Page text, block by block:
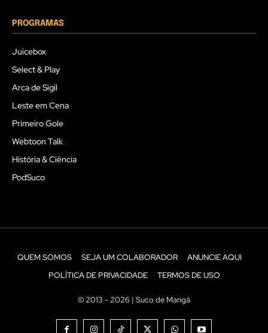
PROGRAMAS
Juicebox
Select & Play
Arca de Sigil
Leste em Cena
Primeiro Gole
Webtoon Talk
História & Ciência
PodSuco
QUEM SOMOS SEJA UM COLABORADOR
ANUNCIE AQUI
POLÍTICA DE PRIVACIDADE
TERMOS DE USO
© 2013 - 2026 | Suco de Mangá